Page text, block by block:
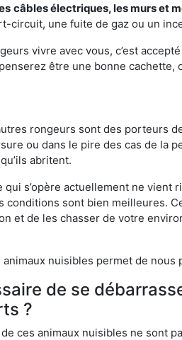
câbles électriques, les murs et
circuit, une fuite de gaz ou un
vivre avec vous, c’est
être une bonne
rongeurs sont des porteurs
ou dans le pire des cas de la
abritent.
s’opère actuellement ne
conditions sont bien meilleures.
et de les chasser de votre
nuisibles permet de
de se
?
ces animaux nuisibles ne sont